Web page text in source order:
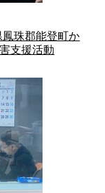
珠郡能登町か
支援活動